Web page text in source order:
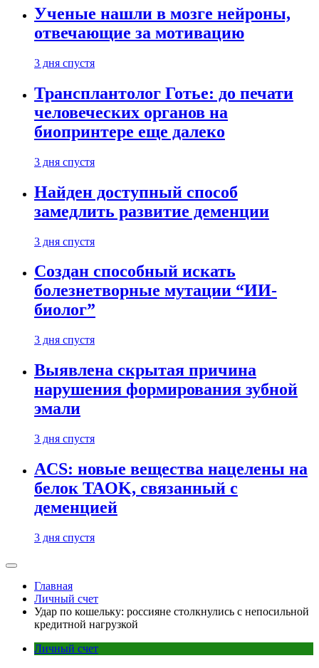
Ученые нашли в мозге нейроны,
отвечающие за мотивацию
3 дня спустя
Трансплантолог Готье: до печати
человеческих органов на
биопринтере еще далеко
3 дня спустя
Найден доступный способ
замедлить развитие деменции
3 дня спустя
Создан способный искать
болезнетворные мутации “ИИ-
биолог”
3 дня спустя
Выявлена скрытая причина
нарушения формирования зубной
эмали
3 дня спустя
ACS: новые вещества нацелены на
белок TAOK, связанный с
деменцией
3 дня спустя
Главная
Личный счет
Удар по кошельку: россияне столкнулись с непосильной
кредитной нагрузкой
Личный счет